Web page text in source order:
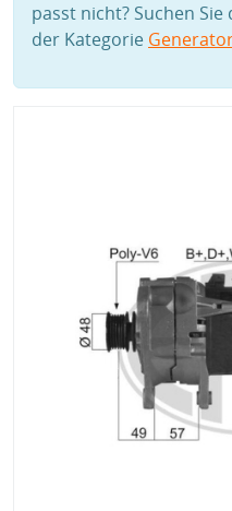
passt nicht? Suchen
der Kategorie